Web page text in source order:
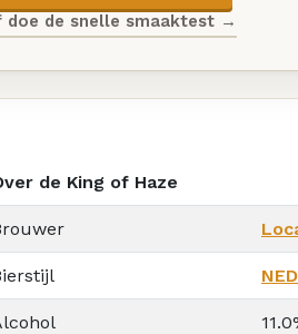
doe de snelle smaaktest →
de King of Haze